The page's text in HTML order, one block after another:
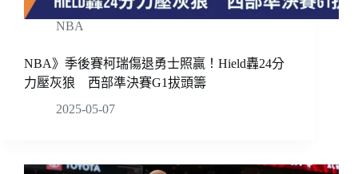
NBA
NBA》季後賽柯瑞傷退勇士照贏！Hield轟24分
力壓灰狼 西部準決賽G1拔頭籌
2025-05-07